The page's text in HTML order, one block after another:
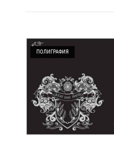
ПОЛИГРАФИЯ
Open post